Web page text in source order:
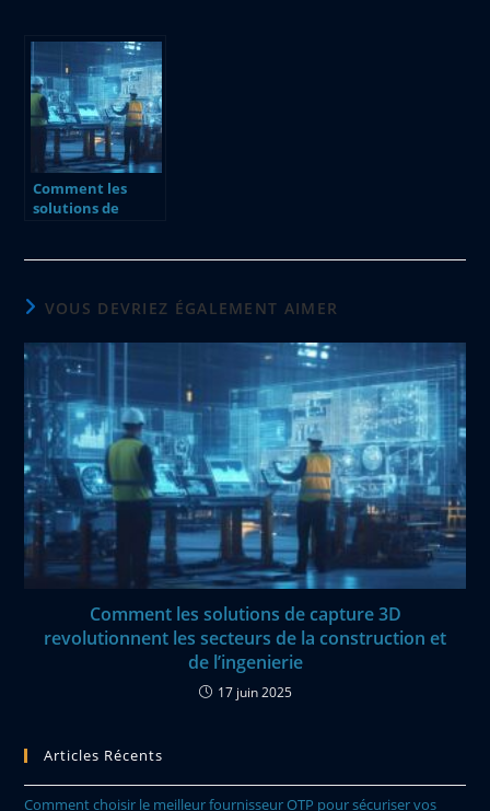
Comment les
solutions de
les secteurs de la
de l’ingenierie
VOUS DEVRIEZ ÉGALEMENT AIMER
Comment les solutions de capture 3D
revolutionnent les secteurs de la construction et
de l’ingenierie
17 juin 2025
Articles Récents
Comment choisir le meilleur fournisseur OTP pour sécuriser vos